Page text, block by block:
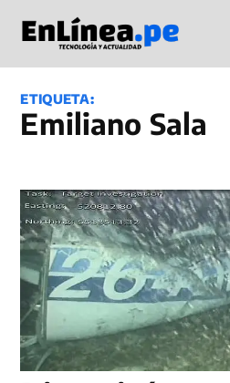
contenido
en
ETIQUETA:
Emiliano Sala